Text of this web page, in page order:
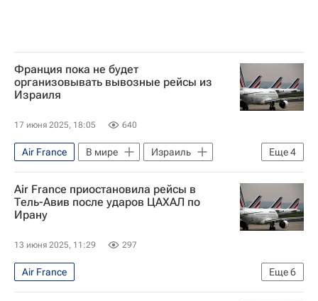
Франция пока не будет
организовывать вывозные рейсы из
Израиля
17 июня 2025, 18:05 640
Еще4
Air France В мире
Израиль
Иран
Франция
Жан-Ноэль Барро
Air France приостановила рейсы в
Тель-Авив после ударов ЦАХАЛ по
Ирану
13 июня 2025, 11:29 297
Еще6
Air France
Война Израиля и Ирана: последние новости о конфликте